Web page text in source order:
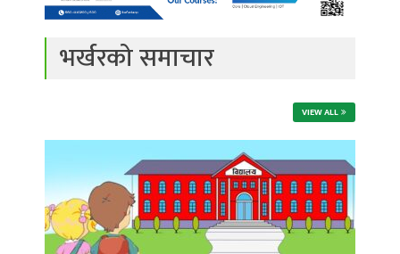
भर्खरको समाचार
VIEW ALL